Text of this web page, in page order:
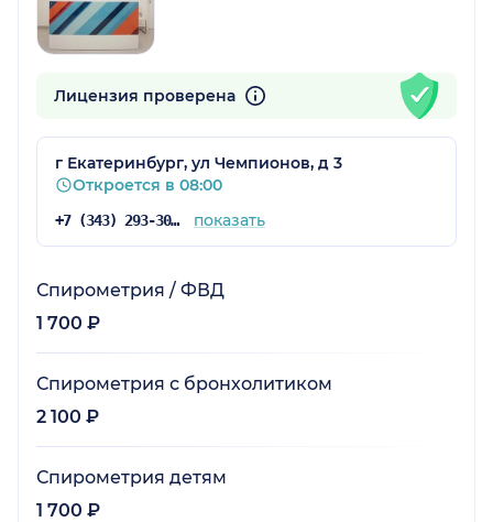
Лицензия проверена
г Екатеринбург, ул Чемпионов, д 3
Откроется в 08:00
+7 (343) 293-30-25 показать
Спирометрия / ФВД
1 700 ₽
Спирометрия с бронхолитиком
2 100 ₽
Спирометрия детям
1 700 ₽